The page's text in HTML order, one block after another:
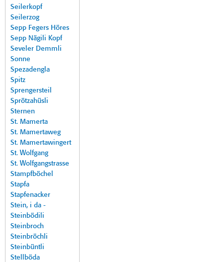
Seilerkopf
Seilerzog
Sepp Fegers Höres
Sepp Nägili Kopf
Seveler Demmli
Sonne
Spezadengla
Spitz
Sprengersteil
Sprötzahüsli
Sternen
St. Mamerta
St. Mamertaweg
St. Mamertawingert
St. Wolfgang
St. Wolfgangstrasse
Stampfböchel
Stapfa
Stapfenacker
Stein, i da -
Steinbödili
Steinbroch
Steinbröchli
Steinbüntli
Stellböda